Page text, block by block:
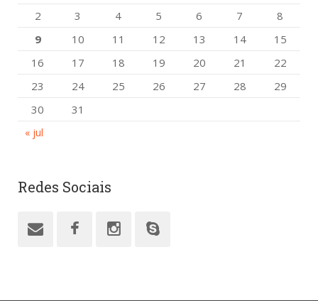
« jul
2
3 4 5 6 7
8
9
10 11 12 13 14
15
16
17 18 19 20 21
22
23
24 25 26 27 28
29
30
31
Redes Sociais